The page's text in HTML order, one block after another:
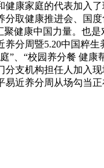
康家庭的代表加入
取健康推进会、国
健康中国力量。也
分周暨5.20中国粹
、“校园养分餐 健
支机构担任人加入
近养分周从场勾当